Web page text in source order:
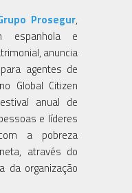
Prosegur,
espanhola e
anuncia
agentes de
Global Citizen
anual de
e líderes
a pobreza
através do
da organização